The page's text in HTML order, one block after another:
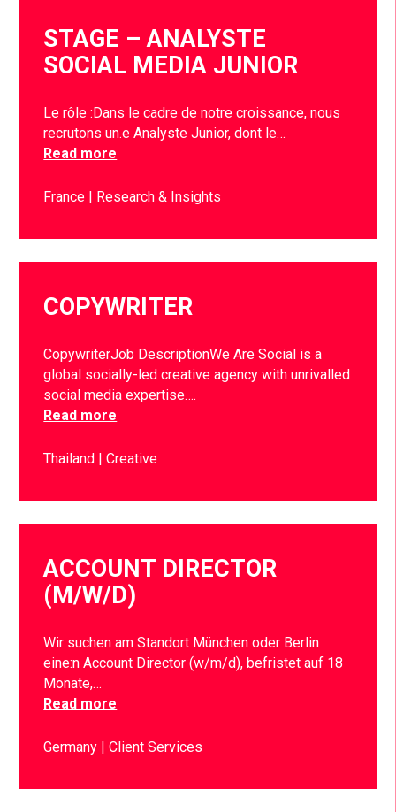
STAGE – ANALYSTE
SOCIAL MEDIA JUNIOR
Le rôle :Dans le cadre de notre croissance, nous
recrutons un.e Analyste Junior, dont le…
Read more
France Research & Insights
COPYWRITER
CopywriterJob DescriptionWe Are Social is a
global socially-led creative agency with unrivalled
social media expertise….
Read more
Thailand Creative
ACCOUNT DIRECTOR
(M/W/D)
Wir suchen am Standort München oder Berlin
eine:n Account Director (w/m/d), befristet auf 18
Monate,…
Read more
Germany Client Services